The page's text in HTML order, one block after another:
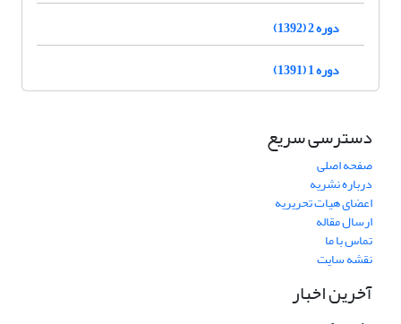
دوره 2 (1392)
دوره 1 (1391)
دسترسی سریع
صفحه اصلی
درباره نشریه
اعضای هیات تحریریه
ارسال مقاله
تماس با ما
نقشه سایت
آخرین اخبار